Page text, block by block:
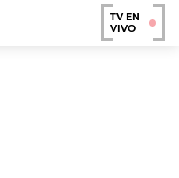
TV EN
VIVO